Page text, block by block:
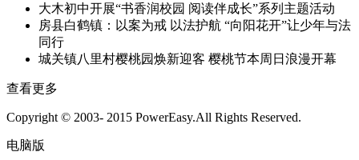
大木初中开展“书香润校园 阅读伴成长”系列主题活动
房县白鹤镇：以案为戒 以法护航 “向阳花开”让少年与法
同行
城关镇八里村樱桃园焕新迎客 樱桃节本周日浪漫开幕
查看更多
Copyright © 2003- 2015 PowerEasy.All Rights Reserved.
电脑版